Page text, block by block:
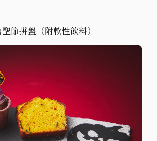
節拼盤（附軟性飲料）